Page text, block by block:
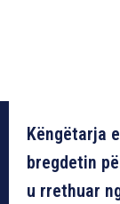
Këngëtarja
bregdetin
u rrethuar